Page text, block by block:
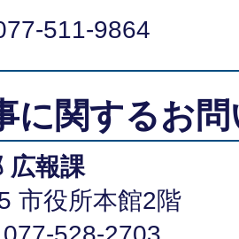
511-9864
に関するお
広報課
市役所本館2階